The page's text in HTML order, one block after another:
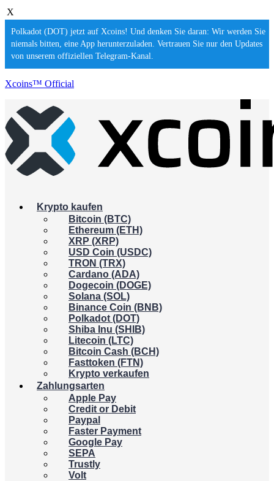
X
Polkadot (DOT) jetzt auf Xcoins! Und denken Sie daran: Wir werden Sie
niemals bitten, eine App herunterzuladen. Vertrauen Sie nur den Updates
von unserem offiziellen Telegram-Kanal.
Xcoins™ Official
Krypto kaufen
Bitcoin (BTC)
Ethereum (ETH)
XRP (XRP)
USD Coin (USDC)
TRON (TRX)
Cardano (ADA)
Dogecoin (DOGE)
Solana (SOL)
Binance Coin (BNB)
Polkadot (DOT)
Shiba Inu (SHIB)
Litecoin (LTC)
Bitcoin Cash (BCH)
Fasttoken (FTN)
Krypto verkaufen
Zahlungsarten
Apple Pay
Credit or Debit
Paypal
Faster Payment
Google Pay
SEPA
Trustly
Volt